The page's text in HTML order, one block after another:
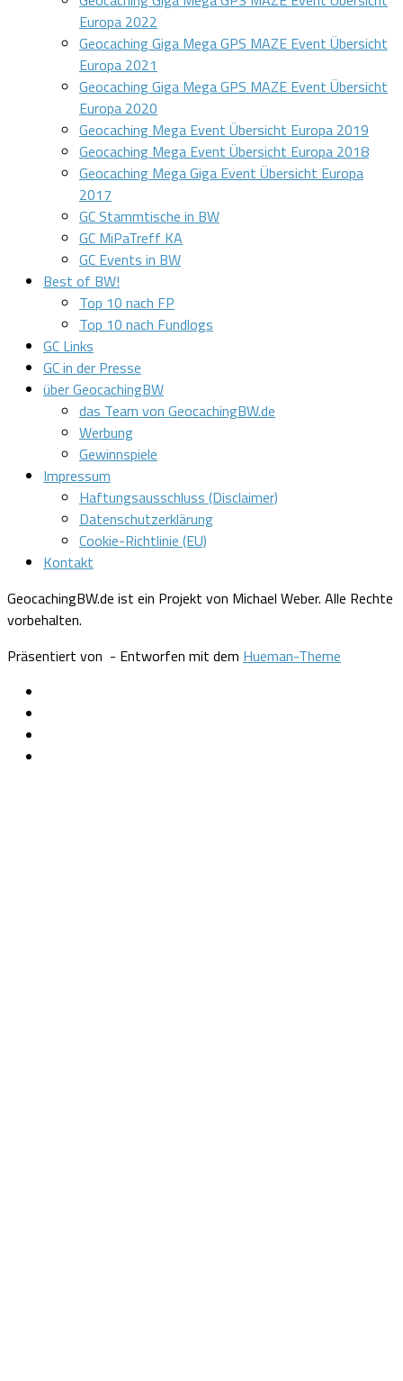
Europa 2022
Geocaching Giga Mega GPS MAZE Event Übersicht
Europa 2021
Geocaching Giga Mega GPS MAZE Event Übersicht
Europa 2020
Geocaching Mega Event Übersicht Europa 2019
Geocaching Mega Event Übersicht Europa 2018
Geocaching Mega Giga Event Übersicht Europa
2017
GC Stammtische in BW
GC MiPaTreff KA
GC Events in BW
Best of BW!
Top 10 nach FP
Top 10 nach Fundlogs
GC Links
GC in der Presse
über GeocachingBW
das Team von GeocachingBW.de
Werbung
Gewinnspiele
Impressum
Haftungsausschluss (Disclaimer)
Datenschutzerklärung
Cookie-Richtlinie (EU)
Kontakt
GeocachingBW.de ist ein Projekt von Michael Weber. Alle Rechte
vorbehalten.
Präsentiert von - Entworfen mit dem Hueman-Theme